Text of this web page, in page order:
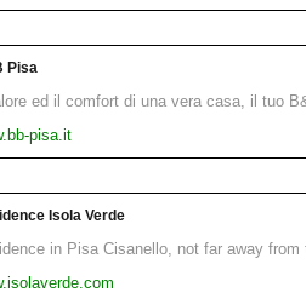
Pisa
ed il comfort di una vera casa, il tuo
pisa.it
Isola Verde
in Pisa Cisanello, not far away